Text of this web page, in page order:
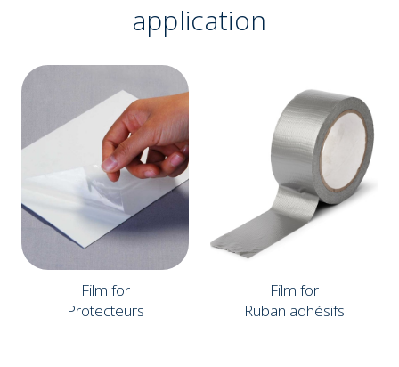
application
Film for
Protecteurs
Film for
Ruban adhésifs